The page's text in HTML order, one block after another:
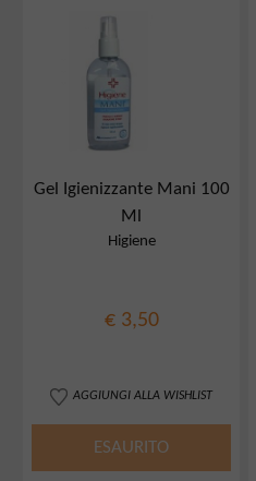
Gel Igienizzante Mani 100
Ml
Higiene
€ 3,50
AGGIUNGI ALLA WISHLIST
ESAURITO